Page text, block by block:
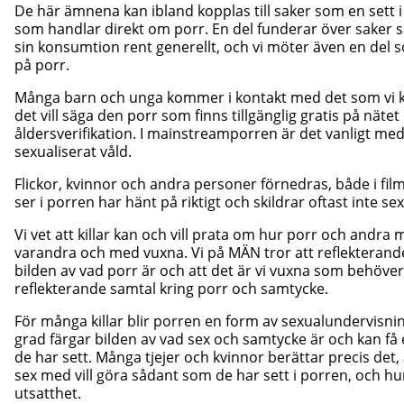
De här ämnena kan ibland kopplas till saker som en
som handlar direkt om porr. En del funderar över saker
sin konsumtion rent generellt, och vi möter även en del
på porr.
Många barn och unga kommer i kontakt med det som vi
det vill säga den porr som finns tillgänglig gratis på
åldersverifikation. I mainstreamporren är det vanligt
sexualiserat våld.
Flickor, kvinnor och andra personer förnedras, både i
ser i porren har hänt på riktigt och skildrar oftast inte
Vi vet att killar kan och vill prata om hur porr och andra
varandra och med vuxna. Vi på MÄN tror att
bilden av vad porr är och att det är vi vuxna som
reflekterande samtal kring porr och samtycke.
För många killar blir porren en form av
grad färgar bilden av vad sex och samtycke är och kan
de har sett. Många tjejer och kvinnor berättar precis
sex med vill göra sådant som de har sett i porren, och
utsatthet.